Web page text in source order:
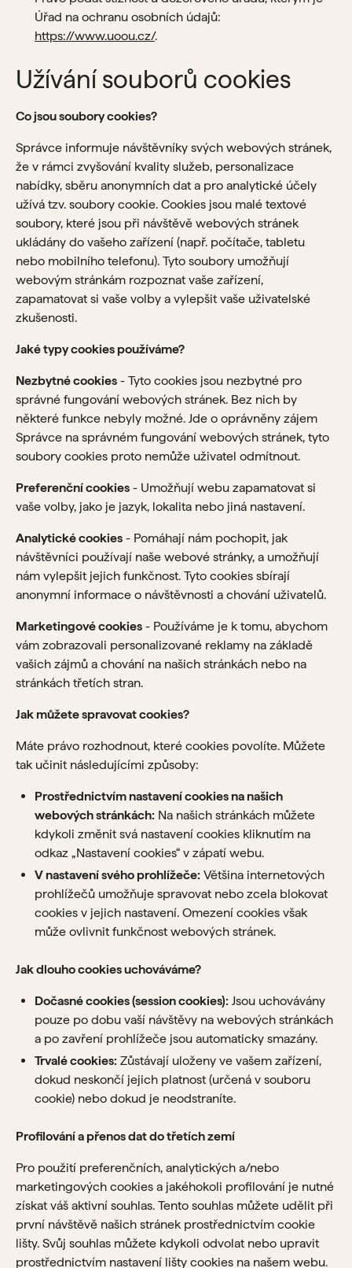
Úřad na ochranu osobních údajů:
https://www.uoou.cz/.
Užívání souborů cookies
Co jsou soubory cookies?
Správce informuje návštěvníky svých webových stránek,
že v rámci zvyšování kvality služeb, personalizace
nabídky, sběru anonymních dat a pro analytické účely
užívá tzv. soubory cookie. Cookies jsou malé textové
soubory, které jsou při návštěvě webových stránek
ukládány do vašeho zařízení (např. počítače, tabletu
nebo mobilního telefonu). Tyto soubory umožňují
webovým stránkám rozpoznat vaše zařízení,
zapamatovat si vaše volby a vylepšit vaše uživatelské
zkušenosti.
Jaké typy cookies používáme?
Nezbytné cookies - Tyto cookies jsou nezbytné pro
správné fungování webových stránek. Bez nich by
některé funkce nebyly možné. Jde o oprávněny zájem
Správce na správném fungování webových stránek, tyto
soubory cookies proto nemůže uživatel odmítnout.
Preferenční cookies - Umožňují webu zapamatovat si
vaše volby, jako je jazyk, lokalita nebo jiná nastavení.
Analytické cookies - Pomáhají nám pochopit, jak
návštěvníci používají naše webové stránky, a umožňují
nám vylepšit jejich funkčnost. Tyto cookies sbírají
anonymní informace o návštěvnosti a chování uživatelů.
Marketingové cookies - Používáme je k tomu, abychom
vám zobrazovali personalizované reklamy na základě
vašich zájmů a chování na našich stránkách nebo na
stránkách třetích stran.
Jak můžete spravovat cookies?
Máte právo rozhodnout, které cookies povolíte. Můžete
tak učinit následujícími způsoby:
Prostřednictvím nastavení cookies na našich
webových stránkách: Na našich stránkách můžete
kdykoli změnit svá nastavení cookies kliknutím na
odkaz „Nastavení cookies“ v zápatí webu.
V nastavení svého prohlížeče: Většina internetových
prohlížečů umožňuje spravovat nebo zcela blokovat
cookies v jejich nastavení. Omezení cookies však
může ovlivnit funkčnost webových stránek.
Jak dlouho cookies uchováváme?
Dočasné cookies (session cookies): Jsou uchovávány
pouze po dobu vaší návštěvy na webových stránkách
a po zavření prohlížeče jsou automaticky smazány.
Trvalé cookies: Zůstávají uloženy ve vašem zařízení,
dokud neskončí jejich platnost (určená v souboru
cookie) nebo dokud je neodstraníte.
Profilování a přenos dat do třetích zemí
Pro použití preferenčních, analytických a/nebo
marketingových cookies a jakéhokoli profilování je nutné
získat váš aktivní souhlas. Tento souhlas můžete udělit při
první návštěvě našich stránek prostřednictvím cookie
lišty. Svůj souhlas můžete kdykoli odvolat nebo upravit
prostřednictvím nastavení lišty cookies na našem webu.